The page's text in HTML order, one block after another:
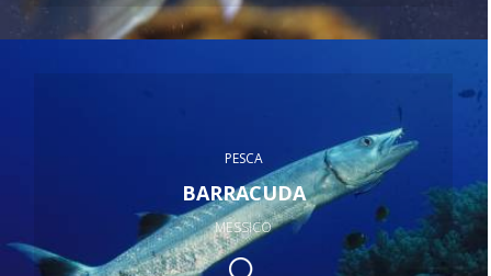
PESCA
BARRACUDA
MESSICO